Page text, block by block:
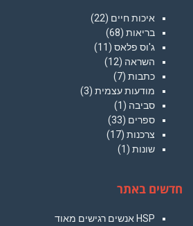
איכות חיים (22)
בריאות (68)
ג'וס פלאס (11)
השראה (12)
כתבות (7)
מודעות עצמית (3)
סביבה (1)
ספרים (33)
צרכנות (17)
שונות (1)
חדשים באתר
HSP אנשים רגישים מאוד